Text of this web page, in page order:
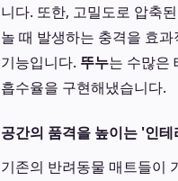
니다. 또한, 고밀도로 압축
놀 때 발생하는 충격을 효
기능입니다. 뚜누는 수많은
흡수율을 구현해냈습니다.
공간의 품격을 높이는 '인
기존의 반려동물 매트들이